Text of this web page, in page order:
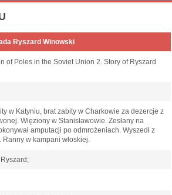
Ryszard Winowski
of Poles in the Soviet Union 2. Story of Ryszard
w Katyniu, brat zabity w Charkowie za dezercje z
Więziony w Stanisławowie. Zesłany na
amputacji po odmrożeniach. Wyszedł z
Ranny w kampani włoskiej.